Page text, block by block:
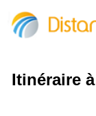
Itinéraire